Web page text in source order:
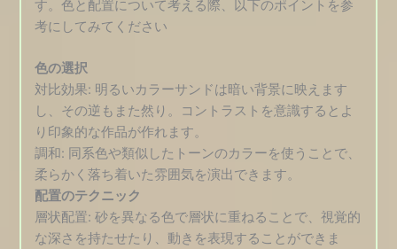
す。色と配置について考える際、以下のポイントを参
考にしてみてください
色の選択
対比効果: 明るいカラーサンドは暗い背景に映えます
し、その逆もまた然り。コントラストを意識するとよ
り印象的な作品が作れます。
調和: 同系色や類似したトーンのカラーを使うことで、
柔らかく落ち着いた雰囲気を演出できます。
配置のテクニック
層状配置: 砂を異なる色で層状に重ねることで、視覚的
な深さを持たせたり、動きを表現することができま